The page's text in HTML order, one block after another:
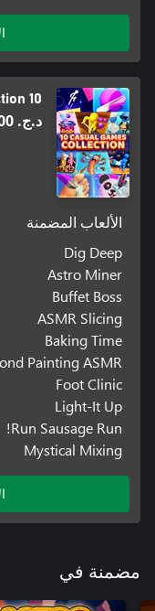
10 Casual Games Collection
د.ج.‏ 3.799,00+
الألعاب المضمنة
Dig Deep
Astro Miner
Buffet Boss
ASMR Slicing
Baking Time
Painting ASMR
Foot Clinic
Light-It Up
Run Sausage Run!
Mystical Mixing
مضمنة في